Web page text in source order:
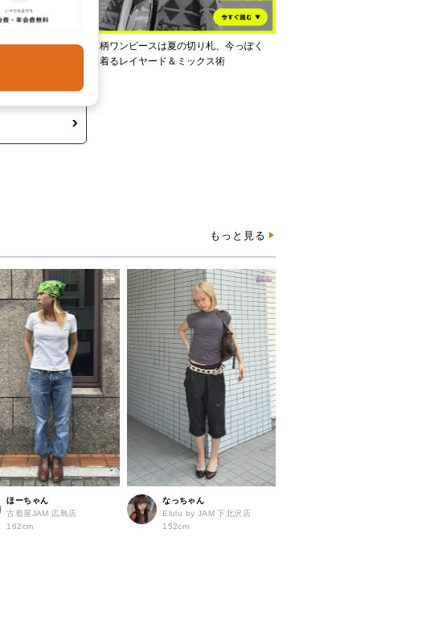
記憶を集めまし
柄ワンピースは夏の切り札、今っぽく
着るレイヤード＆ミックス術
もっと見る
ほーちゃん
古着屋JAM 広島店
162cm
なっちゃん
Elulu by JAM 下北沢店
152cm